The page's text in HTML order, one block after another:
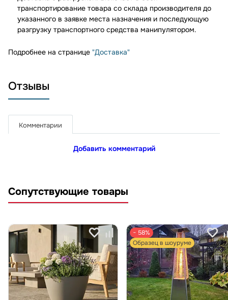
транспортирование товара со склада производителя до
указанного в заявке места назначения и последующую
разгрузку транспортного средства манипулятором.
Подробнее на странице "Доставка"
Отзывы
Комментарии
Добавить комментарий
Сопутствующие товары
− 58%
Образец в шоуруме